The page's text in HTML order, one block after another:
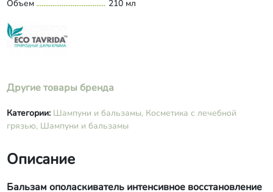
экстракт полыни таврической,
Объем
210 мл
Другие товары бренда
Категории: Шампуни и бальзамы, Косметика с лечебной
грязью, Шампуни и бальзамы
Описание
Бальзам ополаскиватель интенсивное восстановление